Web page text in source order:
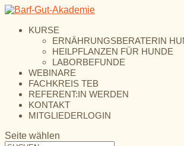
KURSE
ERNÄHRUNGSBERATERIN
HEILPFLANZEN FÜR HUNDE
LABORBEFUNDE
WEBINARE
FACHKREIS TEB
REFERENT:IN WERDEN
KONTAKT
MITGLIEDERLOGIN
Seite wählen